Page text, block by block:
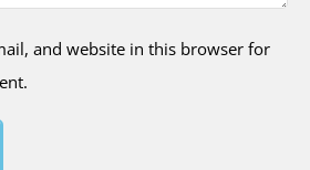
and website in this browser for